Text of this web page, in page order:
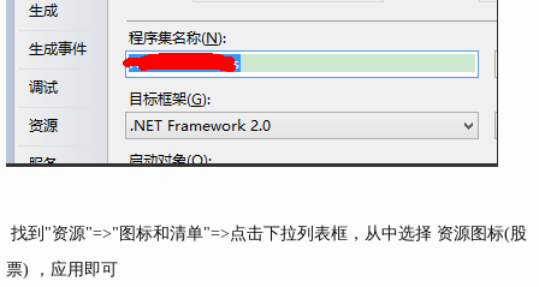
找到"资源"=>"图标和清单"=>点击下拉列表框，从中选择 资源图标(股
票) ，应用即可